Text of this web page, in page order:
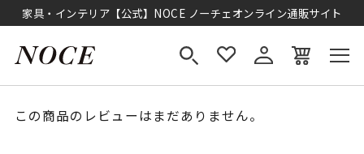
家具・インテリア【公式】NOCE ノーチェオンライン通販サイト
この商品のレビューはまだありません。